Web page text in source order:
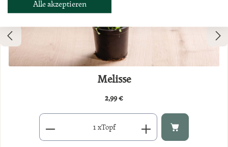
Alle akzeptieren
Melisse
Regulärer Preis:
2,99 €
Produkt Anzahl: Gib den gewünschten Wert ein oder benutze
xTopf